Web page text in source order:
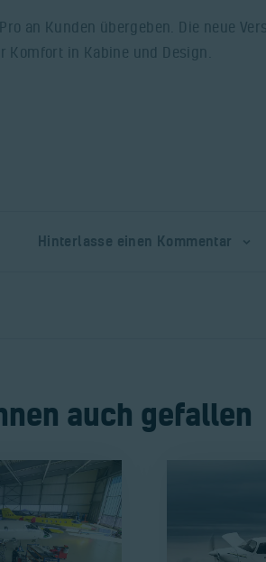
an Kunden übergeben. Die neue
Komfort in Kabine und Design.
Hinterlasse einen Kommentar
auch gefallen